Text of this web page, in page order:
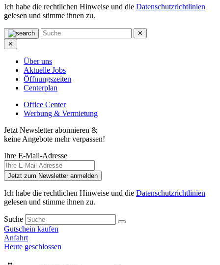
Ich habe die rechtlichen Hinweise und die Datenschutzrichtlinien
gelesen und stimme ihnen zu.
✕
✕
Über uns
Aktuelle Jobs
Öffnungszeiten
Centerplan
Office Center
Werbung & Vermietung
Jetzt Newsletter abonnieren &
keine Angebote mehr verpassen!
Ihre E-Mail-Adresse
Jetzt zum Newsletter anmelden
Ich habe die rechtlichen Hinweise und die Datenschutzrichtlinien
gelesen und stimme ihnen zu.
Suche
Gutschein kaufen
Anfahrt
Heute geschlossen